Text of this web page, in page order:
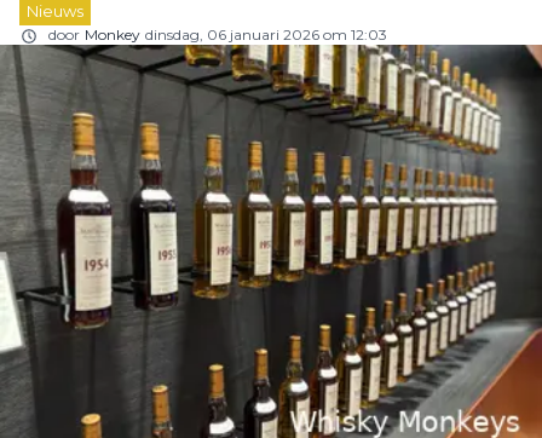
Nieuws
door Monkey dinsdag, 06 januari 2026 om 12:03